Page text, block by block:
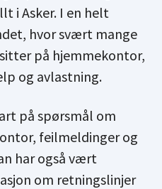
i Asker. I en helt
hvor svært mange
på hjemmekontor,
og avlastning.
på spørsmål om
feilmeldinger og
har også vært
om retningslinjer